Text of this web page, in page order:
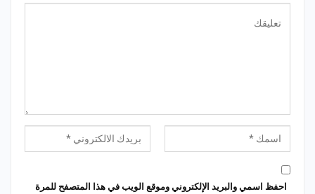
احفظ اسمي والبريد الإلكتروني وموقع الويب في هذا المتصفح للمرة